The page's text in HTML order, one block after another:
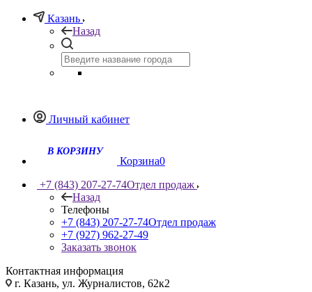
Казань
Назад
Личный кабинет
Корзина0
+7 (843) 207-27-74Отдел продаж
Назад
Телефоны
+7 (843) 207-27-74Отдел продаж
+7 (927) 962-27-49
Заказать звонок
Контактная информация
г. Казань, ул. Журналистов, 62к2